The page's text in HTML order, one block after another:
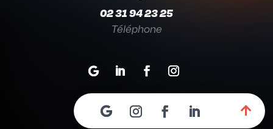
02 31 94 23 25
Téléphone
Mentions légales
Politique de confidentialité
